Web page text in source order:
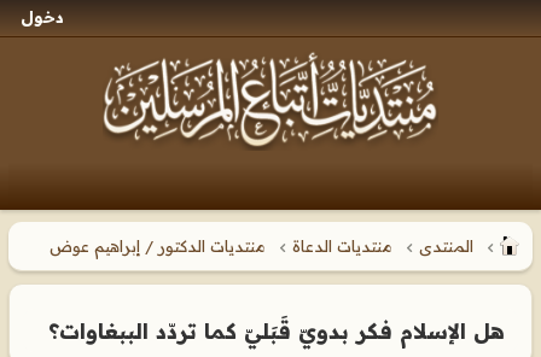
دخول
المنتدى منتديات الدعاة منتديات الدكتور / إبراهيم عوض
هل الإسلام فكر بدويّ قَبَليّ كما تردّد الببغاوات؟